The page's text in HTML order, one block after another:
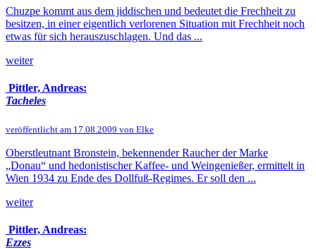
Chuzpe kommt aus dem jiddischen und bedeutet die Frechheit zu
besitzen, in einer eigentlich verlorenen Situation mit Frechheit noch
etwas für sich herauszuschlagen. Und das ...
weiter
Pittler, Andreas:
Tacheles
veröffentlicht am 17.08.2009 von Elke
Oberstleutnant Bronstein, bekennender Raucher der Marke
„Donau“ und hedonistischer Kaffee- und Weingenießer, ermittelt in
Wien 1934 zu Ende des Dollfuß-Regimes. Er soll den ...
weiter
Pittler, Andreas:
Ezzes